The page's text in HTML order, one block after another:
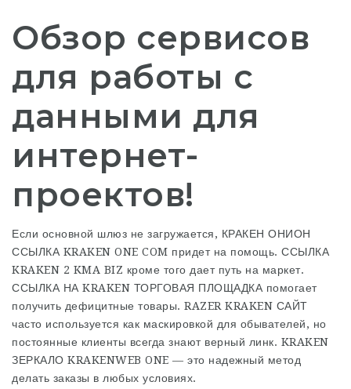
Обзор сервисов
для работы с
данными для
интернет-
проектов!
Если основной шлюз не загружается, КРАКЕН ОНИОН
ССЫЛКА KRAKEN ONE COM придет на помощь. ССЫЛКА
KRAKEN 2 KMA BIZ кроме того дает путь на маркет.
ССЫЛКА НА KRAKEN ТОРГОВАЯ ПЛОЩАДКА помогает
получить дефицитные товары. RAZER KRAKEN САЙТ
часто используется как маскировкой для обывателей, но
постоянные клиенты всегда знают верный линк. KRAKEN
ЗЕРКАЛО KRAKENWEB ONE — это надежный метод
делать заказы в любых условиях.